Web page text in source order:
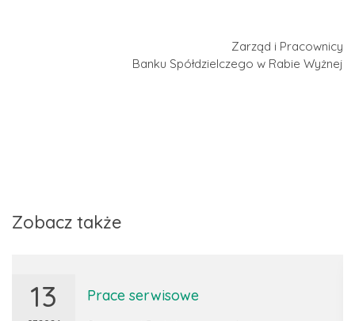
Zarząd i Pracownicy
Banku Spółdzielczego w Rabie Wyżnej
Zobacz także
13 Prace serwisowe